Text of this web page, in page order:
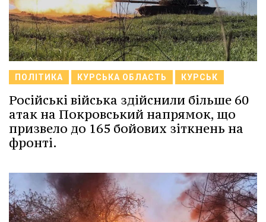
ПОЛІТИКА КУРСЬКА ОБЛАСТЬ КУРСЬК
Російські війська здійснили більше 60
атак на Покровський напрямок, що
призвело до 165 бойових зіткнень на
фронті.